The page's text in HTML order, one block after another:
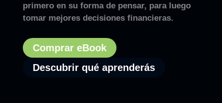
primero en su forma de pensar, para luego
tomar mejores decisiones financieras.
Comprar eBook
Descubrir qué aprenderás